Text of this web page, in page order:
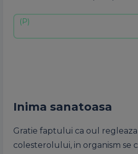
Inima sanatoasa
Gratie faptului ca oul regleaza
colesterolului, in organism se